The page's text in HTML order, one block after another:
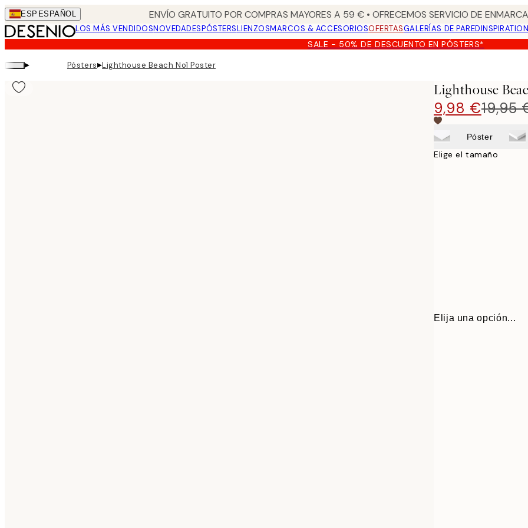
Skip
to
main
content.
ESP ESPAÑOL ENVÍO GRATUITO POR COMPRAS MAYORES A 59 € • OFRECEMOS SERVICIO DE
LOS MÁS VENDIDOSNOVEDADESPÓSTERSLIENZOSMARCOS & ACCESORIOSOFERTASGALERÍAS DE PARED
SALE - 50% DE DESCUENTO EN PÓSTERS*
▸ Pósters▸Lighthouse Beach No1 Poster
Lighthouse
9,98 €19,95
Póster
Elige el tamaño
Elija una opción...